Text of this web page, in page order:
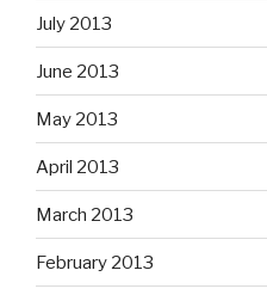
July 2013
June 2013
May 2013
April 2013
March 2013
February 2013